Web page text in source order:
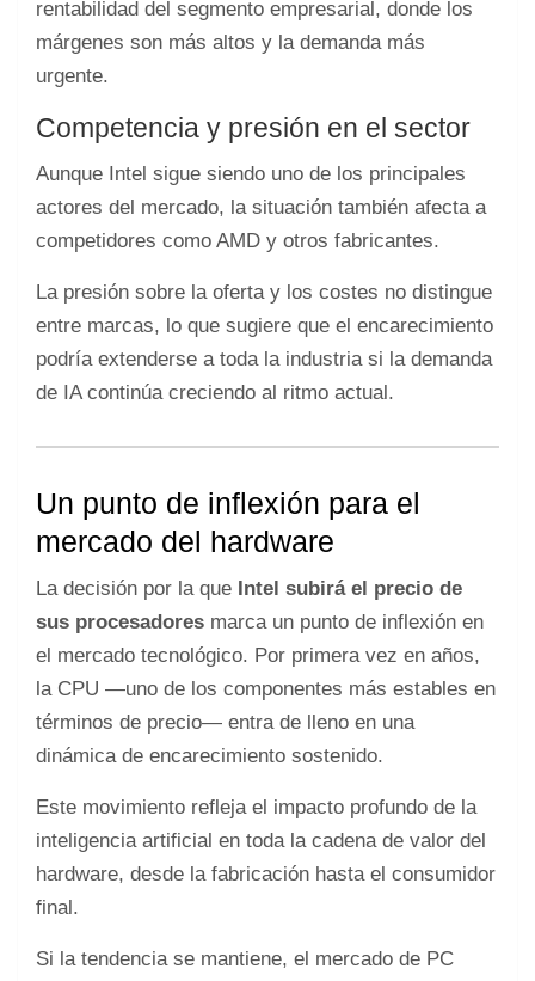
rentabilidad del segmento empresarial, donde los
márgenes son más altos y la demanda más
urgente.
Competencia y presión en el sector
Aunque Intel sigue siendo uno de los principales
actores del mercado, la situación también afecta a
competidores como AMD y otros fabricantes.
La presión sobre la oferta y los costes no distingue
entre marcas, lo que sugiere que el encarecimiento
podría extenderse a toda la industria si la demanda
de IA continúa creciendo al ritmo actual.
Un punto de inflexión para el
mercado del hardware
La decisión por la que Intel subirá el precio de
sus procesadores marca un punto de inflexión en
el mercado tecnológico. Por primera vez en años,
la CPU —uno de los componentes más estables en
términos de precio— entra de lleno en una
dinámica de encarecimiento sostenido.
Este movimiento refleja el impacto profundo de la
inteligencia artificial en toda la cadena de valor del
hardware, desde la fabricación hasta el consumidor
final.
Si la tendencia se mantiene, el mercado de PC